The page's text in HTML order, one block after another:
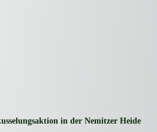
in der Nemitzer Heide